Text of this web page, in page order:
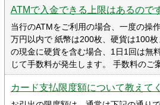
ATMで入金できる上限はあるので
当行のATMをご利用の場合、一度の操
万円以内で 紙幣は200枚、硬貨は100
の現金に硬貨を含む場合、1日1回は無
じて手数料が発生します。 手数料のご
カード支払限度額について教えて